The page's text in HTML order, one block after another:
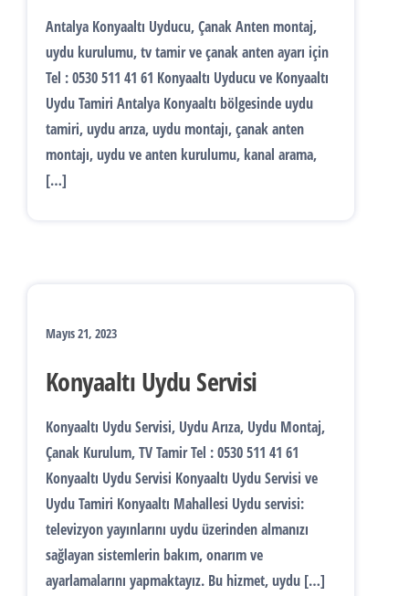
Antalya Konyaaltı Uyducu, Çanak Anten montaj,
uydu kurulumu, tv tamir ve çanak anten ayarı için
Tel : 0530 511 41 61 Konyaaltı Uyducu ve Konyaaltı
Uydu Tamiri Antalya Konyaaltı bölgesinde uydu
tamiri, uydu arıza, uydu montajı, çanak anten
montajı, uydu ve anten kurulumu, kanal arama,
[…]
Mayıs 21, 2023
Konyaaltı Uydu Servisi
Konyaaltı Uydu Servisi, Uydu Arıza, Uydu Montaj,
Çanak Kurulum, TV Tamir Tel : 0530 511 41 61
Konyaaltı Uydu Servisi Konyaaltı Uydu Servisi ve
Uydu Tamiri Konyaaltı Mahallesi Uydu servisi:
televizyon yayınlarını uydu üzerinden almanızı
sağlayan sistemlerin bakım, onarım ve
ayarlamalarını yapmaktayız. Bu hizmet, uydu […]